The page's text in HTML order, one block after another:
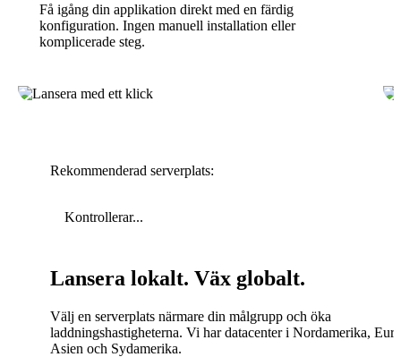
Få igång din applikation direkt med en färdig
konfiguration. Ingen manuell installation eller
komplicerade steg.
Rekommenderad serverplats:
Kontrollerar...
Lansera lokalt. Väx globalt.
Välj en serverplats närmare din målgrupp och öka
laddningshastigheterna. Vi har datacenter i Nordamerika,
Asien och Sydamerika.